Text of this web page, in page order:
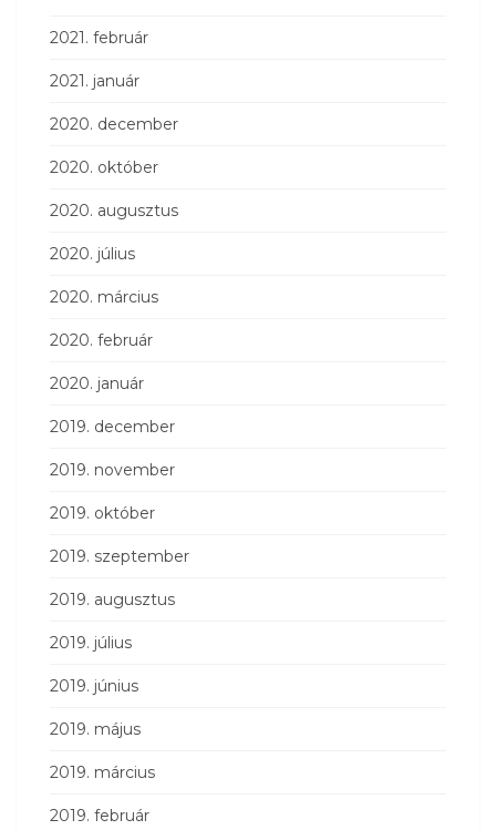
2021. február
2021. január
2020. december
2020. október
2020. augusztus
2020. július
2020. március
2020. február
2020. január
2019. december
2019. november
2019. október
2019. szeptember
2019. augusztus
2019. július
2019. június
2019. május
2019. március
2019. február